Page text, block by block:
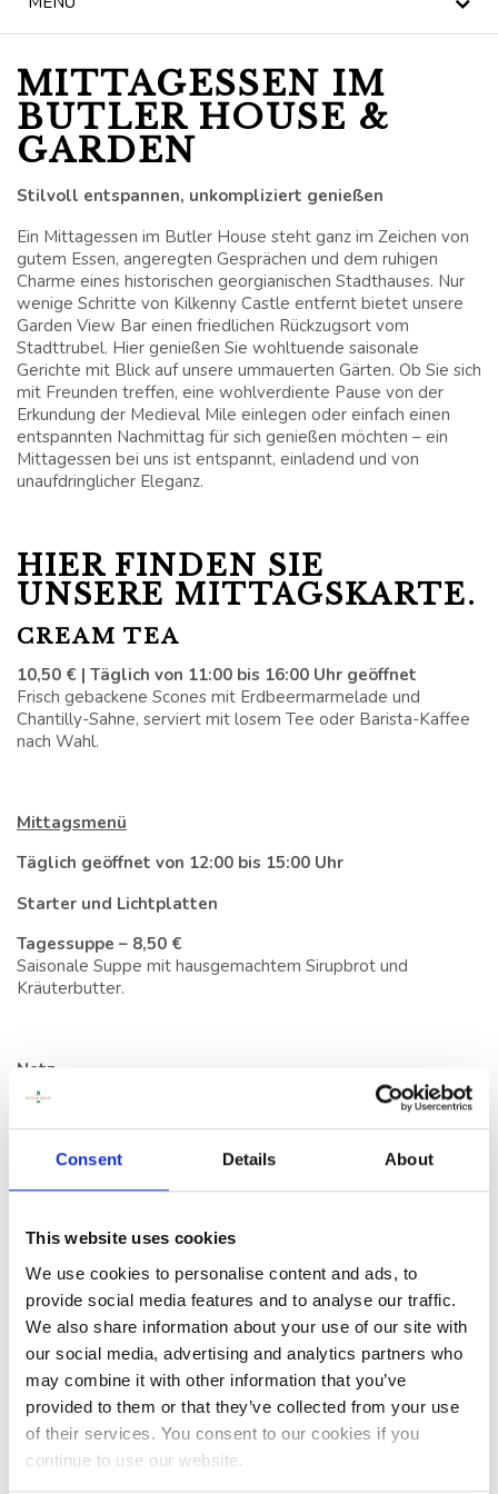
Consent Details About
This website uses cookies
We use cookies to personalise content and ads, to
provide social media features and to analyse our traffic.
We also share information about your use of our site with
our social media, advertising and analytics partners who
may combine it with other information that you’ve
provided to them or that they’ve collected from your use
of their services. You consent to our cookies if you
continue to use our website.
NACHRICHT
BLOG
KILKENNY CIVIC
FEIERLICHKEITEN
HOCHZEITEN
SONDERANGEBOTE
GESCHENKGUTSCHEIN
BUTLER HOUSE &
GARDEN, EIN
STOLZES MITGLIED
BOOK
SCHLAFEN
KONFERENZEN,
TAGUNGEN UND
VERANSTALTUNGEN
ERFAHRUNGSBERICHTE
MITTAGESSEN IM
BUTLER HOUSE &
GARDEN
Stilvoll entspannen, unkompliziert genießen
Ein Mittagessen im Butler House steht ganz im Zeichen von
gutem Essen, angeregten Gesprächen und dem ruhigen
Charme eines historischen georgianischen Stadthauses. Nur
wenige Schritte von Kilkenny Castle entfernt bietet unsere
Garden View Bar einen friedlichen Rückzugsort vom
Stadttrubel. Hier genießen Sie wohltuende saisonale
Gerichte mit Blick auf unsere ummauerten Gärten. Ob Sie sich
mit Freunden treffen, eine wohlverdiente Pause von der
Erkundung der Medieval Mile einlegen oder einfach einen
entspannten Nachmittag für sich genießen möchten – ein
Mittagessen bei uns ist entspannt, einladend und von
unaufdringlicher Eleganz.
HIER FINDEN SIE
UNSERE MITTAGSKARTE.
CREAM TEA
10,50 € | Täglich von 11:00 bis 16:00 Uhr geöffnet
Frisch gebackene Scones mit Erdbeermarmelade und
Chantilly-Sahne, serviert mit losem Tee oder Barista-Kaffee
nach Wahl.
Mittagsmenü
Täglich geöffnet von 12:00 bis 15:00 Uhr
Starter und Lichtplatten
Tagessuppe – 8,50 €
Saisonale Suppe mit hausgemachtem Sirupbrot und
Kräuterbutter.
Netz
Smithwick's Fish & Chips im Bierteig – 18,50 €
Zerdrückte Erbsen mit einem Hauch Minze und
hausgemachter Remoulade.
Lady Graces Quiche – 14,00 €
hausgemachtem Krautsalat.
Saisonaler irischer Eintopf – 21,00 €
Herzhafter saisonaler Eintopf, serviert mit hausgemachtem
Braunbrot und irischer Sahnebutter.
Klassischer Caesar Salad – 13,50 €
Baby-Römersalat, knuspriger Speck, Croutons,
hausgemachtes Caesar-Dressing und Parmesan.
Hähnchen hinzufügen + 4,00 €
Butler's Dips – 12,00 €